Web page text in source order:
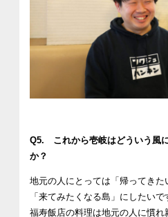
Q5. これから壱岐はどういう風
か？
地元の人にとっては「帰ってき
「来てみたくなる島」にしたいで
福寿飯店の料理は地元の人に慣れ